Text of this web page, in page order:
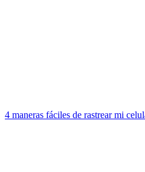
4 maneras fáciles de rastrear mi